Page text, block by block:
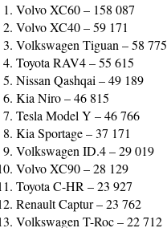
Volvo XC60 – 158 087
Volvo XC40 – 59 171
Volkswagen Tiguan – 58 775
Toyota RAV4 – 55 615
Nissan Qashqai – 49 189
Kia Niro – 46 815
Tesla Model Y – 46 766
Kia Sportage – 37 171
Volkswagen ID.4 – 29 019
Volvo XC90 – 28 129
Toyota C-HR – 23 927
Renault Captur – 23 762
Volkswagen T-Roc – 22 712